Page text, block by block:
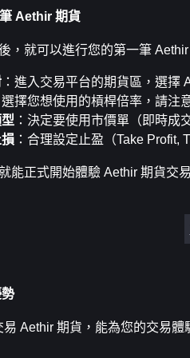
Aethir 期貨
，就可以進行您的第一筆 Aethir
：進入交易平台的期貨區，選擇
選擇您想使用的槓桿倍率，請注
：決定要使用市價單（即時成
：合理設定止盈（Take Profit,
能正式開始體驗 Aethir 期貨交易
Aethir 期貨，能為您的交易